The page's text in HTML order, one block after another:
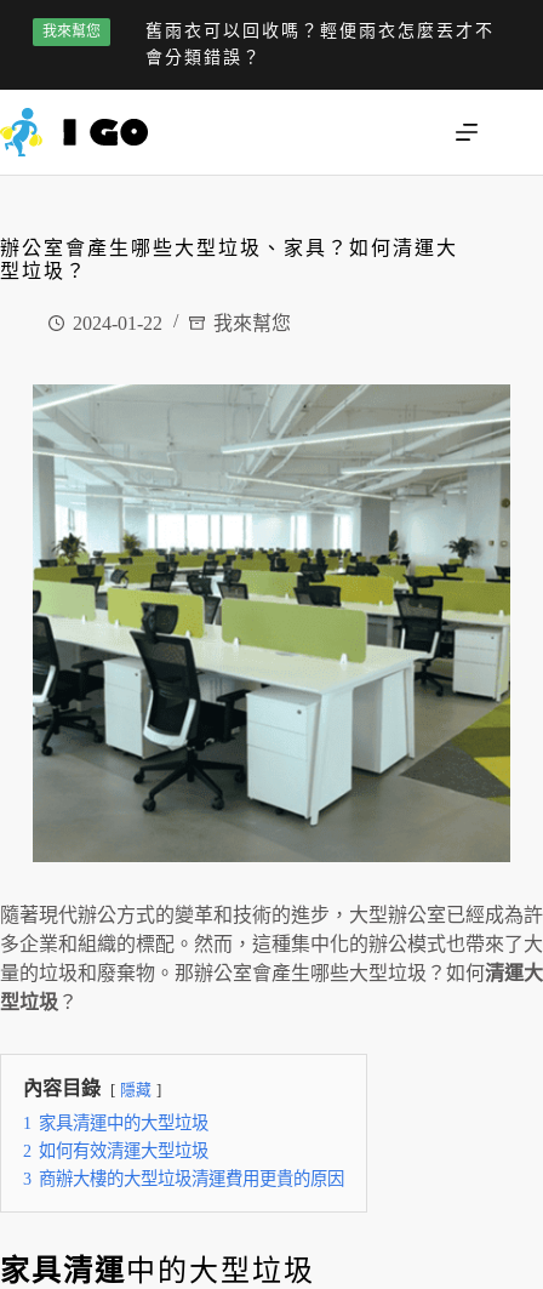
我來幫您
舊雨衣可以回收嗎？輕便雨衣怎麼丟才不
會分類錯誤？
辦公室會產生哪些大型垃圾、家具？如何清運大
型垃圾？
2024-01-22 我來幫您
隨著現代辦公方式的變革和技術的進步，大型辦公室已經成為許
多企業和組織的標配。然而，這種集中化的辦公模式也帶來了大
量的垃圾和廢棄物。那辦公室會產生哪些大型垃圾？如何清運大
型垃圾 ？
內容目錄 隱藏
1 家具清運中的大型垃圾
2 如何有效清運大型垃圾
3 商辦大樓的大型垃圾清運費用更貴的原因
家具清運中的大型垃圾